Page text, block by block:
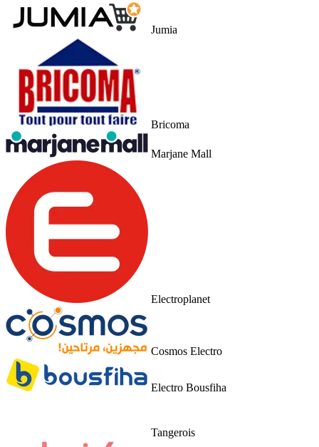
Jumia
Bricoma
Marjane Mall
Electroplanet
Cosmos Electro
Electro Bousfiha
Tangerois